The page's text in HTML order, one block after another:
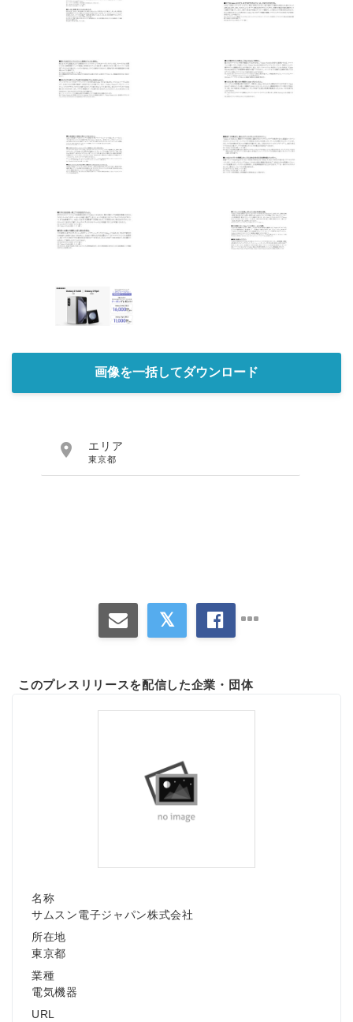
画像を一括してダウンロード
 エリア
東京都
このプレスリリースを配信した企業・団体
名称
サムスン電子ジャパン株式会社
所在地
東京都
業種
電気機器
URL